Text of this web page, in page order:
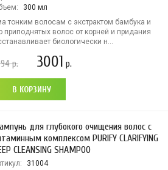
300 мл
тонким волосам с экстрактом бамбука и
волос от корней и придания
биологически н...
р. 3001 р.
В КОРЗИНУ
для глубокого очищения волос с
комплексом PURIFY CLARIFYING
CLEANSING SHAMPOO
31004